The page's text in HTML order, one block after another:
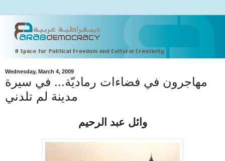
Wednesday, March 4, 2009
مهاجرون في فضاءات رماديّة... في سيرة
مدينة لم تلدني
وائل عبد الرحيم